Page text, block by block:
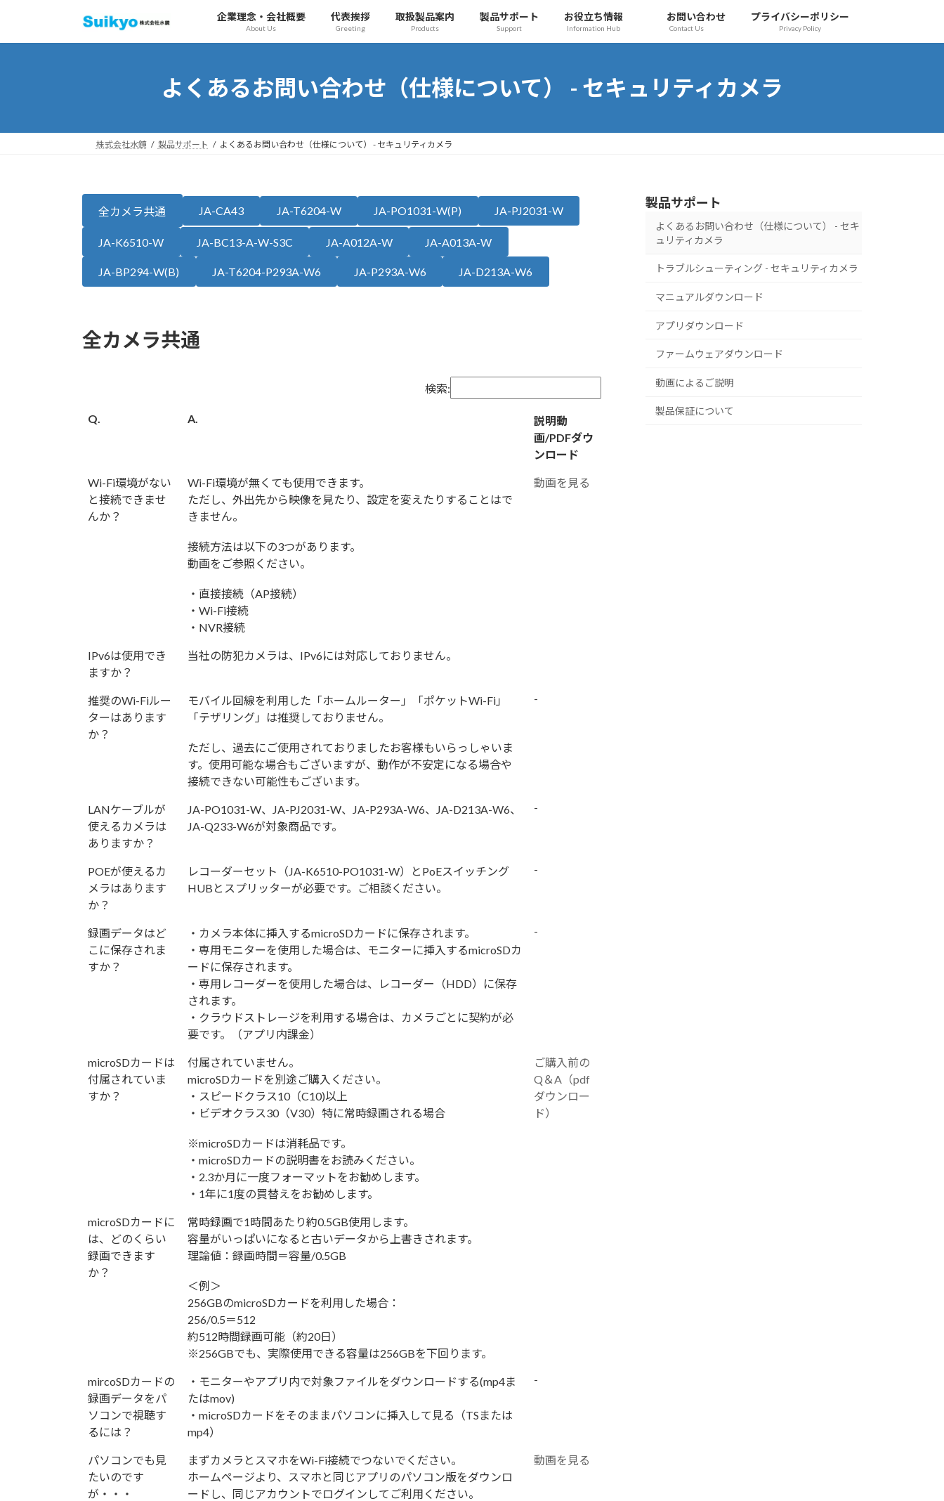
テ
ゲ
企業理念・会社概要
About Us
代表挨拶
Greeting
取扱製品案内
Products
製品サポート
Support
お役立ち情報
Information Hub
お問い合わせ
Contact Us
プライバシーポリシー
Privacy Policy
よくあるお問い合わせ（仕様について） - セキュリティカメラ
株式会社水鏡 製品サポート よくあるお問い合わせ（仕様について） - セキュリティカメラ
全カメラ共通 JA-CA43 JA-T6204-W JA-PO1031-W(P) JA-PJ2031-W
JA-K6510-W JA-BC13-A-W-S3C JA-A012A-W JA-A013A-W
JA-BP294-W(B) JA-T6204-P293A-W6 JA-P293A-W6 JA-D213A-W6
全カメラ共通
検索:
Q. A.
説明動
画/PDFダウ
ンロード
Wi-Fi環境がない
と接続できませ
んか？
Wi-Fi環境が無くても使用できます。
ただし、外出先から映像を見たり、設定を変えたりすることはで
きません。
接続方法は以下の3つがあります。
動画をご参照ください。
・直接接続（AP接続）
・Wi-Fi接続
・NVR接続
動画を見る
IPv6は使用でき
ますか？
当社の防犯カメラは、IPv6には対応しておりません。
推奨のWi-Fiルー
ターはあります
か？
モバイル回線を利用した「ホームルーター」「ポケットWi-Fi」
「テザリング」は推奨しておりません。
ただし、過去にご使用されておりましたお客様もいらっしゃいま
す。使用可能な場合もございますが、動作が不安定になる場合や
接続できない可能性もございます。
-
LANケーブルが
使えるカメラは
ありますか？
JA-PO1031-W、JA-PJ2031-W、JA-P293A-W6、JA-D213A-W6、
JA-Q233-W6が対象商品です。
-
POEが使えるカ
メラはあります
か？
レコーダーセット（JA-K6510-PO1031-W）とPoEスイッチング
HUBとスプリッターが必要です。ご相談ください。
-
録画データはど
こに保存されま
すか？
・カメラ本体に挿入するmicroSDカードに保存されます。
・専用モニターを使用した場合は、モニターに挿入するmicroSDカ
ードに保存されます。
・専用レコーダーを使用した場合は、レコーダー（HDD）に保存
されます。
・クラウドストレージを利用する場合は、カメラごとに契約が必
要です。（アプリ内課金）
-
microSDカードは
付属されていま
すか？
付属されていません。
microSDカードを別途ご購入ください。
・スピードクラス10（C10)以上
・ビデオクラス30（V30）特に常時録画される場合
※microSDカードは消耗品です。
・microSDカードの説明書をお読みください。
・2.3か月に一度フォーマットをお勧めします。
・1年に1度の買替えをお勧めします。
ご購入前の
Q＆A（pdf
ダウンロー
ド）
microSDカードに
は、どのくらい
録画できます
か？
常時録画で1時間あたり約0.5GB使用します。
容量がいっぱいになると古いデータから上書きされます。
理論値：録画時間＝容量/0.5GB
＜例＞
256GBのmicroSDカードを利用した場合：
256/0.5＝512
約512時間録画可能（約20日）
※256GBでも、実際使用できる容量は256GBを下回ります。
mircoSDカードの
録画データをパ
ソコンで視聴す
るには？
・モニターやアプリ内で対象ファイルをダウンロードする(mp4ま
たはmov)
・microSDカードをそのままパソコンに挿入して見る（TSまたは
mp4）
-
パソコンでも見
たいのです
が・・・
まずカメラとスマホをWi-Fi接続でつないでください。
ホームページより、スマホと同じアプリのパソコン版をダウンロ
ードし、同じアカウントでログインしてご利用ください。
動画を見る
製品サポート
よくあるお問い合わせ（仕様について） - セキ
ュリティカメラ
トラブルシューティング - セキュリティカメラ
マニュアルダウンロード
アプリダウンロード
ファームウェアダウンロード
動画によるご説明
製品保証について